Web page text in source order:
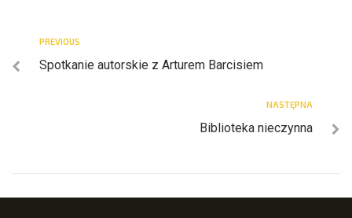
PREVIOUS
Spotkanie autorskie z Arturem Barcisiem
NASTĘPNA
Biblioteka nieczynna